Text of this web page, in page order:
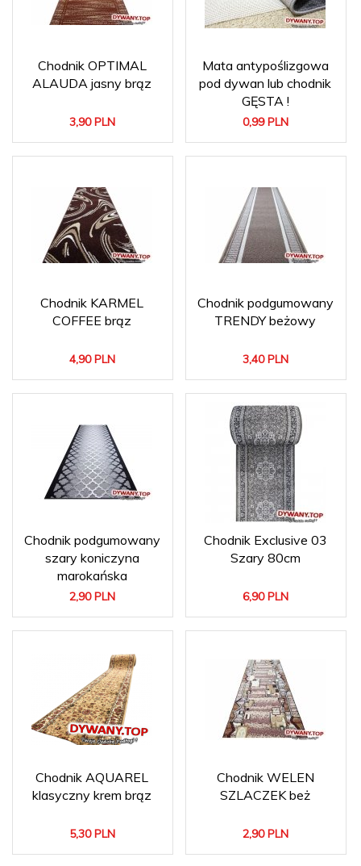
Chodnik OPTIMAL
ALAUDA jasny brąz
3,90 PLN
Mata antypoślizgowa
pod dywan lub chodnik
GĘSTA !
0,99 PLN
Chodnik KARMEL
COFFEE brąz
4,90 PLN
Chodnik podgumowany
TRENDY beżowy
3,40 PLN
Chodnik podgumowany
szary koniczyna
marokańska
2,90 PLN
Chodnik Exclusive 03
Szary 80cm
6,90 PLN
Chodnik AQUAREL
klasyczny krem brąz
5,30 PLN
Chodnik WELEN
SZLACZEK beż
2,90 PLN